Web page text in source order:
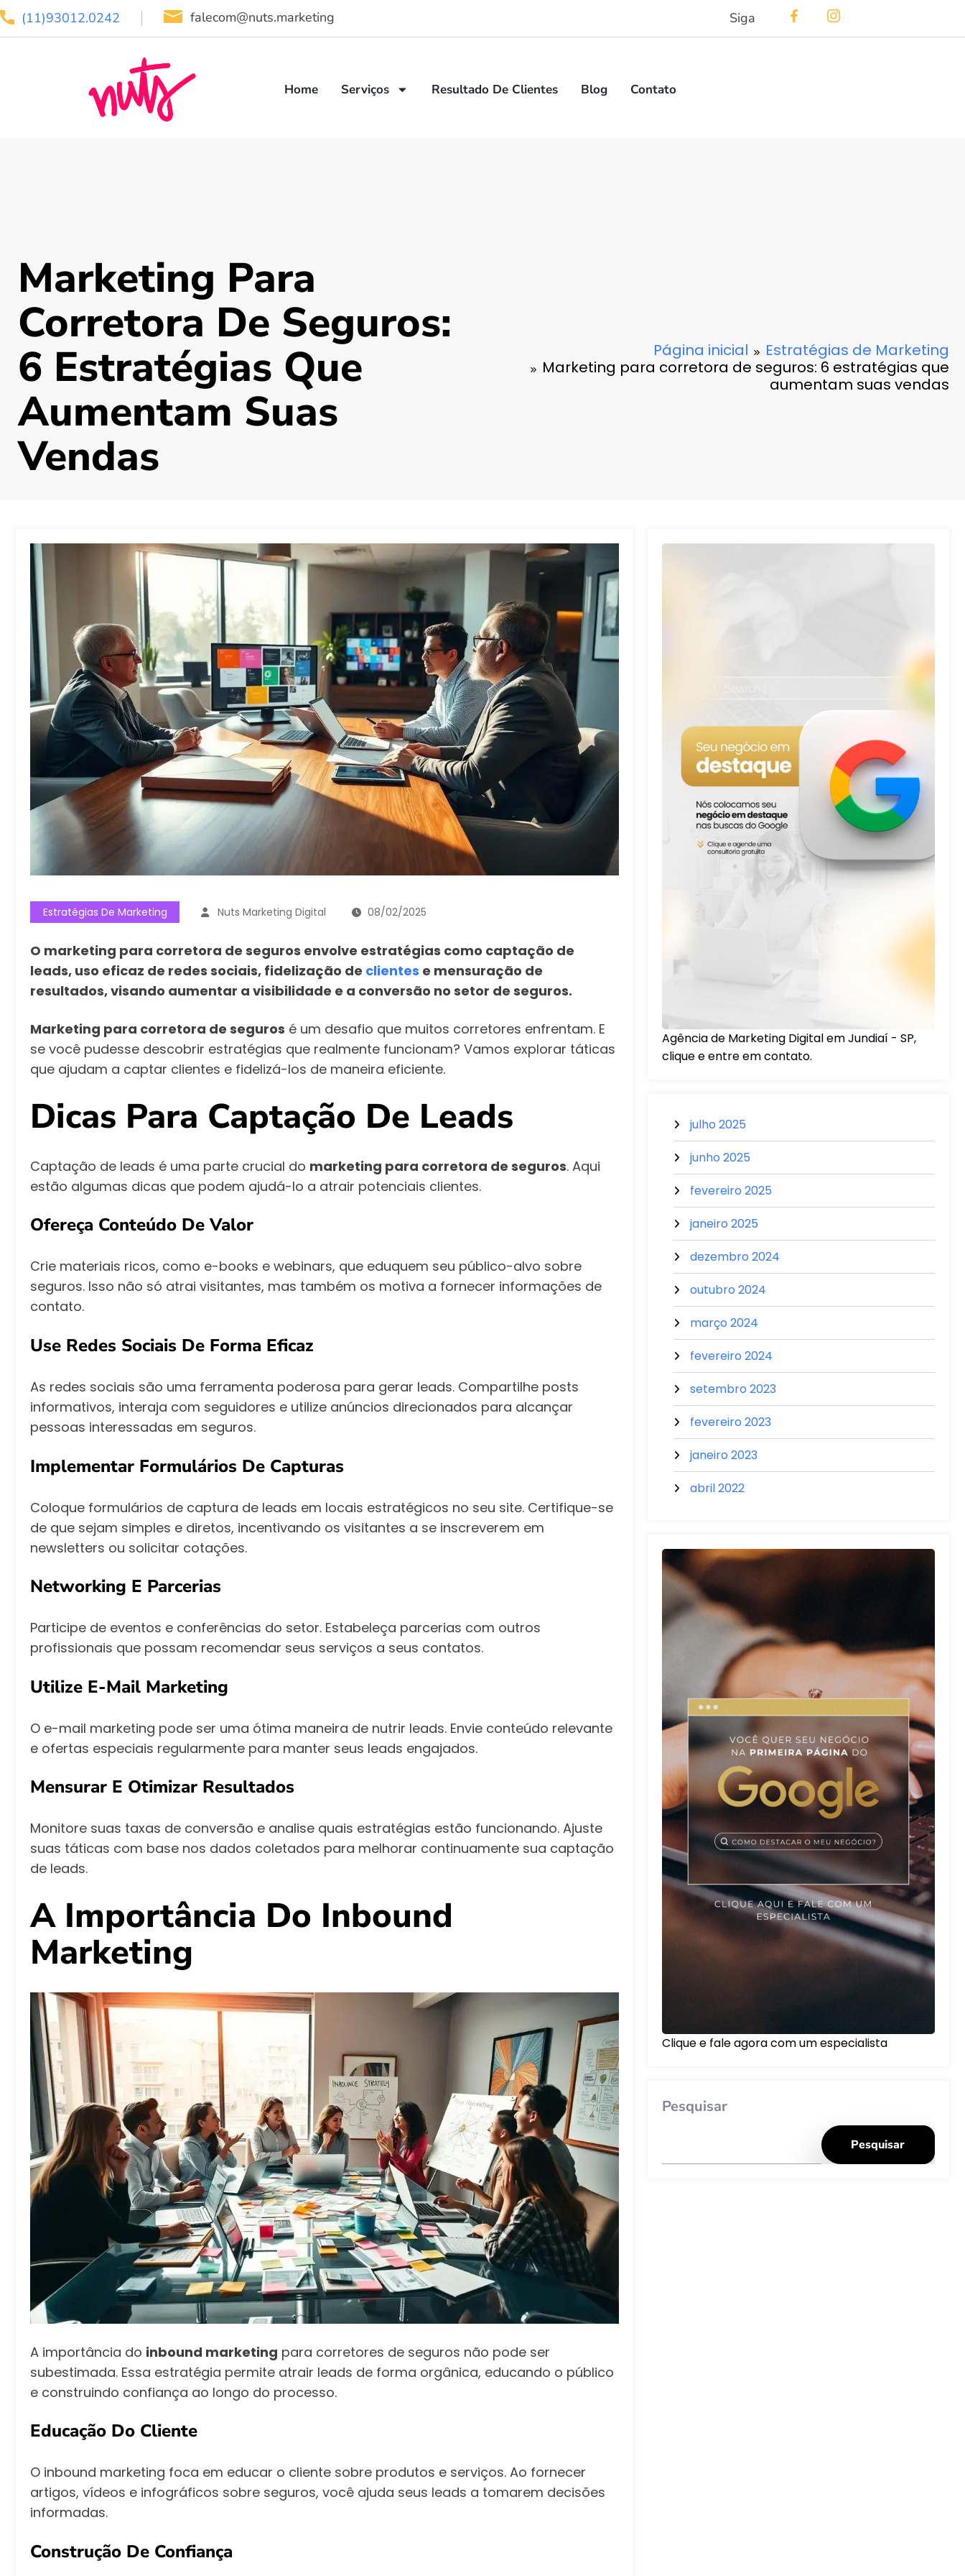
(11)93012.0242 falecom@nuts.marketing Siga
Home Serviços Resultado De Clientes Blog Contato
Marketing Para
Corretora De Seguros:
6 Estratégias Que
Aumentam Suas
Vendas
Página inicial
Estratégias de Marketing
Marketing para corretora de seguros: 6 estratégias que
aumentam suas vendas
Estratégias De Marketing Nuts Marketing Digital 08/02/2025
O marketing para corretora de seguros envolve estratégias como captação de
leads, uso eficaz de redes sociais, fidelização de clientes e mensuração de
resultados, visando aumentar a visibilidade e a conversão no setor de seguros.
Marketing para corretora de seguros é um desafio que muitos corretores enfrentam. E
se você pudesse descobrir estratégias que realmente funcionam? Vamos explorar táticas
que ajudam a captar clientes e fidelizá-los de maneira eficiente.
Dicas Para Captação De Leads
Captação de leads é uma parte crucial do marketing para corretora de seguros. Aqui
estão algumas dicas que podem ajudá-lo a atrair potenciais clientes.
Ofereça Conteúdo De Valor
Crie materiais ricos, como e-books e webinars, que eduquem seu público-alvo sobre
seguros. Isso não só atrai visitantes, mas também os motiva a fornecer informações de
contato.
Use Redes Sociais De Forma Eficaz
As redes sociais são uma ferramenta poderosa para gerar leads. Compartilhe posts
informativos, interaja com seguidores e utilize anúncios direcionados para alcançar
pessoas interessadas em seguros.
Implementar Formulários De Capturas
Coloque formulários de captura de leads em locais estratégicos no seu site. Certifique-se
de que sejam simples e diretos, incentivando os visitantes a se inscreverem em
newsletters ou solicitar cotações.
Networking E Parcerias
Participe de eventos e conferências do setor. Estabeleça parcerias com outros
profissionais que possam recomendar seus serviços a seus contatos.
Utilize E-Mail Marketing
O e-mail marketing pode ser uma ótima maneira de nutrir leads. Envie conteúdo relevante
e ofertas especiais regularmente para manter seus leads engajados.
Mensurar E Otimizar Resultados
Monitore suas taxas de conversão e analise quais estratégias estão funcionando. Ajuste
suas táticas com base nos dados coletados para melhorar continuamente sua captação
de leads.
A Importância Do Inbound
Marketing
A importância do inbound marketing para corretores de seguros não pode ser
subestimada. Essa estratégia permite atrair leads de forma orgânica, educando o público
e construindo confiança ao longo do processo.
Educação Do Cliente
O inbound marketing foca em educar o cliente sobre produtos e serviços. Ao fornecer
artigos, vídeos e infográficos sobre seguros, você ajuda seus leads a tomarem decisões
informadas.
Construção De Confiança
Agência de Marketing Digital em Jundiaí - SP,
clique e entre em contato.
julho 2025
junho 2025
fevereiro 2025
janeiro 2025
dezembro 2024
outubro 2024
março 2024
fevereiro 2024
setembro 2023
fevereiro 2023
janeiro 2023
abril 2022
Clique e fale agora com um especialista
Pesquisar
Pesquisar